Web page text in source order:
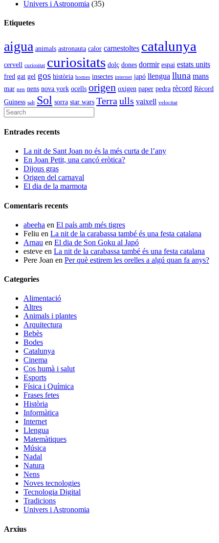
Univers i Astronomia (35)
Etiquetes
aigua animals astronauta calor carnestoltes catalunya
cervell curiositat curiositats dolç dones dormir espai estats units
fred gat gel gos història homes insectes internet japó llengua lluna mans
mar nen nens nova york ocells origen oxigen paper pedra rècord Rècord
Guiness salt Sol sorra star wars Terra ulls vaixell velocitat
Entrades recents
La nit de Sant Joan no és la més curta de l’any
En Joan Petit, una cançó eròtica?
Dijous gras
Origen del carnaval
El dia de la marmota
Comentaris recents
abeeha en El país amb més tigres
Feliu en La nit de la carabassa també és una festa catalana
Arnau en El dia de Son Goku al Japó
esteve en La nit de la carabassa també és una festa catalana
Pere Joan en Per què estirem les orelles a algú quan fa anys?
Categories
Alimentació
Altres
Animals i plantes
Arquitectura
Bebès
Bodes
Catalunya
Cinema
Cos humà i salut
Esports
Física i Química
Frases fetes
Història
Informàtica
Internet
Llengua
Matemàtiques
Música
Nadal
Natura
Nens
Noves tecnologies
Tecnologia Digital
Tradicions
Univers i Astronomia
Arxius